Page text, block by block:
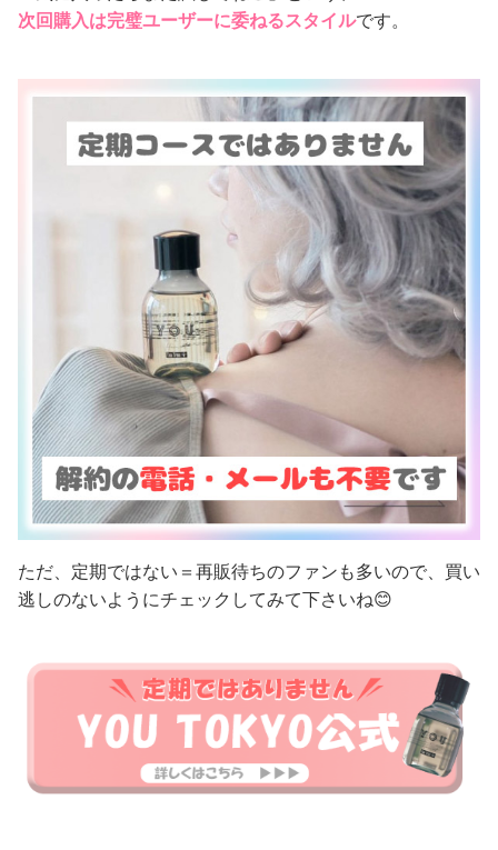
次回購入は完璧ユーザーに委ねるスタイルです。
ただ、定期ではない＝再販待ちのファンも多いので、買い
逃しのないようにチェックしてみて下さいね😊